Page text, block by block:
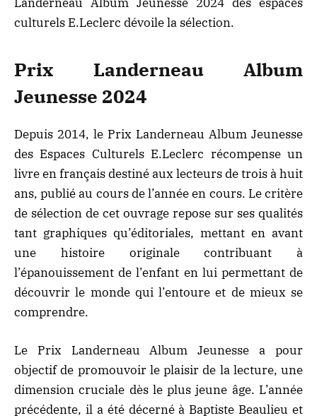
culturels E.Leclerc dévoile la sélection.
Prix Landerneau Album
Jeunesse 2024
Depuis 2014, le Prix Landerneau Album Jeunesse
des Espaces Culturels E.Leclerc récompense un
livre en français destiné aux lecteurs de trois à huit
ans, publié au cours de l’année en cours. Le critère
de sélection de cet ouvrage repose sur ses qualités
tant graphiques qu’éditoriales, mettant en avant
une histoire originale contribuant à
l’épanouissement de l’enfant en lui permettant de
découvrir le monde qui l’entoure et de mieux se
comprendre.
Le Prix Landerneau Album Jeunesse a pour
objectif de promouvoir le plaisir de la lecture, une
dimension cruciale dès le plus jeune âge. L’année
précédente, il a été décerné à Baptiste Beaulieu et